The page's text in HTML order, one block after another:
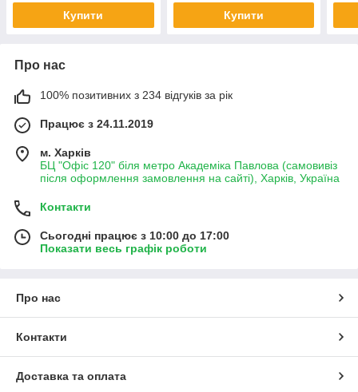
Купити Купити
Про нас
100% позитивних з 234 відгуків за рік
Працює з 24.11.2019
м. Харків
БЦ "Офіс 120" біля метро Академіка Павлова (самовивіз
після оформлення замовлення на сайті), Харків, Україна
Контакти
Сьогодні працює з 10:00 до 17:00
Показати весь графік роботи
Про нас
Контакти
Доставка та оплата